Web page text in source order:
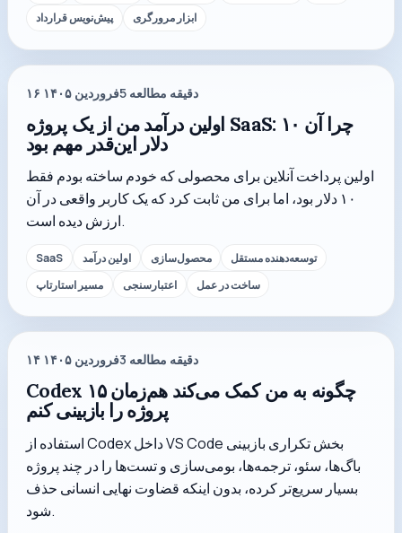
پیش‌نویس قرارداد
ابزار مرورگری
۱۶ فروردین ۱۴۰۵5 دقیقه مطالعه
اولین درآمد من از یک پروژه SaaS: چرا آن ۱۰
دلار این‌قدر مهم بود
اولین پرداخت آنلاین برای محصولی که خودم ساخته بودم فقط
۱۰ دلار بود، اما برای من ثابت کرد که یک کاربر واقعی در آن
ارزش دیده است.
SaaS اولین درآمد محصول‌سازی
توسعه‌دهنده مستقل
مسیر استارتاپ
اعتبارسنجی ساخت در عمل
۱۴ فروردین ۱۴۰۵3 دقیقه مطالعه
Codex چگونه به من کمک می‌کند هم‌زمان ۱۵
پروژه را بازبینی کنم
استفاده از Codex داخل VS Code بخش تکراری بازبینی
باگ‌ها، سئو، ترجمه‌ها، بومی‌سازی و تست‌ها را در چند پروژه
بسیار سریع‌تر کرده، بدون اینکه قضاوت نهایی انسانی حذف
شود.